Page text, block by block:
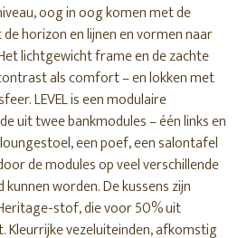
oog in oog komen met de
horizon en lijnen en vormen naar
lichtgewicht frame en de zachte
als comfort – en lokken met
LEVEL is een modulaire
uit twee bankmodules – één links en
een poef, een salontafel
de modules op veel verschillende
worden. De kussens zijn
stof, die voor 50% uit
Kleurrijke vezeluiteinden, afkomstig